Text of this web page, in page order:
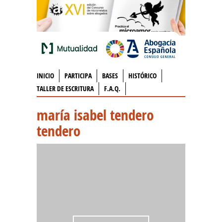
INICIO PARTICIPA BASES
HISTÓRICO
TALLER DE ESCRITURA
F.A.Q.
maría isabel tendero
tendero